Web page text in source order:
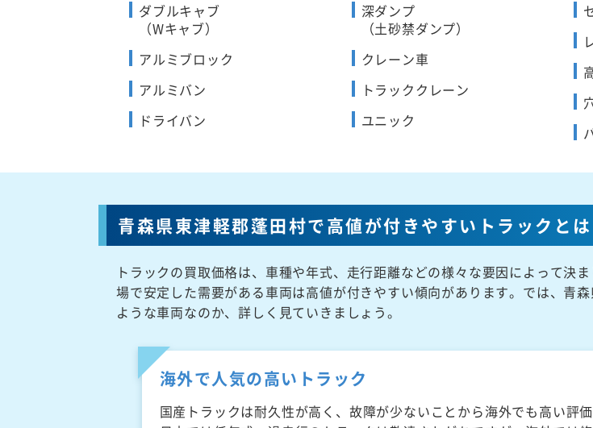
ダブルキャブ
（Wキャブ）
アルミブロック
アルミバン
ドライバン
深ダンプ
（土砂禁ダンプ）
クレーン車
トラッククレーン
ユニック
青森県東津軽郡蓬田村で高値が付きやすいトラックとは
トラックの買取価格は、車種や年式、走行距離などの様々な要因によって決
場で安定した需要がある車両は高値が付きやすい傾向があります。では、青
ような車両なのか、詳しく見ていきましょう。
海外で人気の高いトラック
国産トラックは耐久性が高く、故障が少ないことから海外でも高い評価